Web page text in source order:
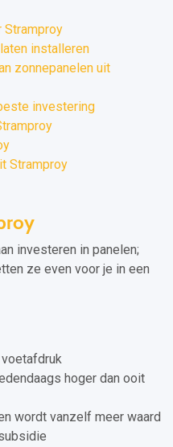
Stramproy
installeren
zonnepanelen uit
investering
Stramproy
investeren in panelen;
ze even voor je in een
hoger dan ooit
wordt vanzelf meer waard